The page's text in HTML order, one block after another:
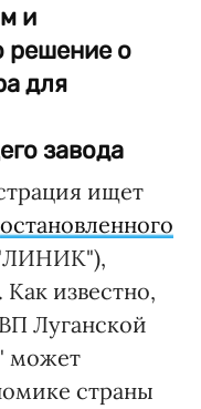
и
решение о
для
завода
ищет
остановленного
известно,
Луганской
может
страны